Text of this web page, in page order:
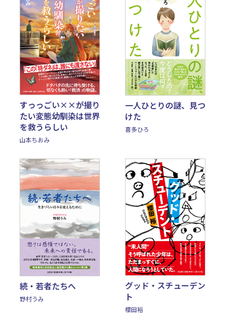
すっっごい××が撮り
たい変態幼馴染は世界
を救うらしい
山本ちおみ
一人ひとりの謎、見つ
けた
喜多ひろ
続・若者たちへ
野村うみ
グッド・スチューデン
ト
櫻田裕